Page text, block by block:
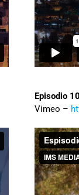
Episodio
Vimeo –